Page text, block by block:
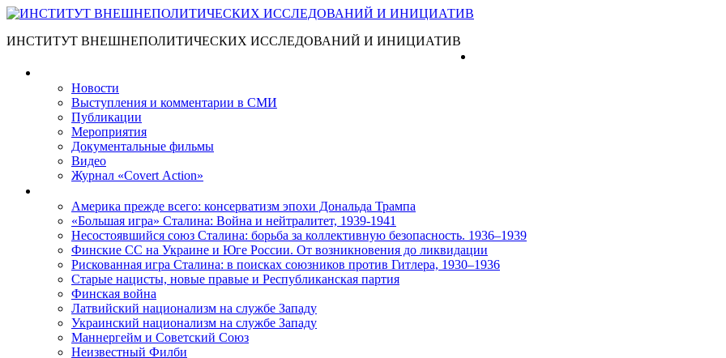
ИНСТИТУТ ВНЕШНЕПОЛИТИЧЕСКИХ ИССЛЕДОВАНИЙ И ИНИЦИАТИВ
Новости
Выступления и коммента­рии в СМИ
Публикации
Мероприятия
Документальные фильмы
Видео
Журнал «Covert Action»
Америка прежде всего: консерватизм эпохи Дональда Трампа
«Большая игра» Сталина: Война и нейтралитет, 1939-1941
Несостоявшийся союз Сталина: борьба за коллективную безопасность. 1936–1939
Финские СС на Украине и Юге России. От возникновения до ликвидации
Рискованная игра Сталина: в поисках союзников против Гитлера, 1930–1936
Старые нацисты, новые правые и Республиканская партия
Финская война
Латвийский национализм на службе Западу
Украинский национализм на службе Западу
Маннергейм и Советский Союз
Неизвестный Филби